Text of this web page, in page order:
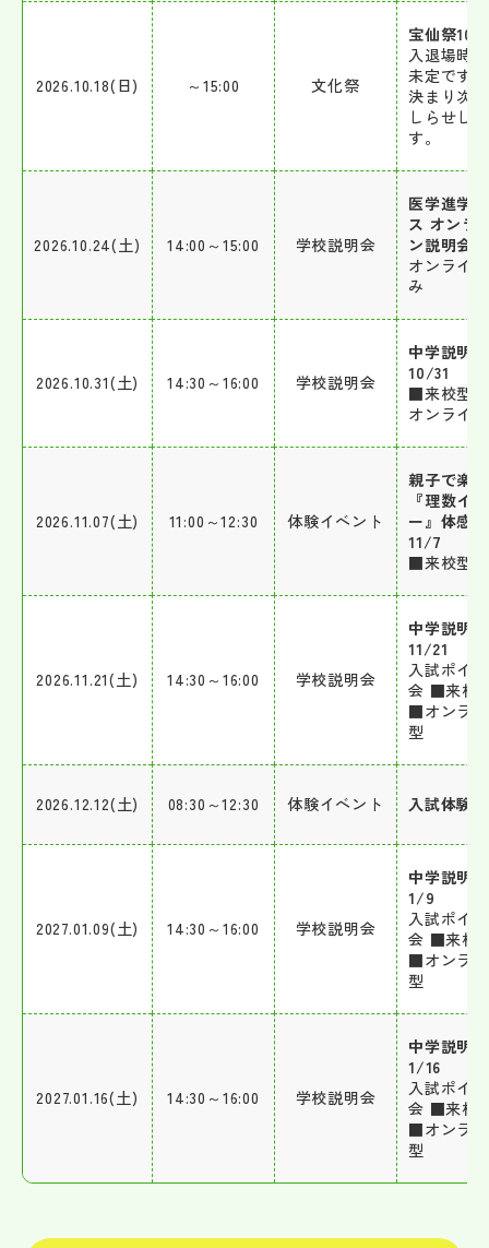
2026.10.18(日) ～15:00 文化祭
宝仙祭10/
入退場時
未定です。
決まり次
しらせしま
す。
2026.10.24(土) 14:00～15:00 学校説明会
医学進学
ス オンラ
ン説明会
オンライ
み
2026.10.31(土) 14:30～16:00 学校説明会
中学説明会
10/31
■来校型
オンライ
2026.11.07(土) 11:00～12:30 体験イベント
親子で楽
『理数イ
ー』体感
11/7
■来校型
2026.11.21(土) 14:30～16:00 学校説明会
中学説明会
11/21
入試ポイ
会 ■来校
■オンラ
型
2026.12.12(土) 08:30～12:30 体験イベント 入試体験会
2027.01.09(土) 14:30～16:00 学校説明会
中学説明会
1/9
入試ポイ
会 ■来校
■オンラ
型
2027.01.16(土) 14:30～16:00 学校説明会
中学説明会
1/16
入試ポイ
会 ■来校
■オンラ
型